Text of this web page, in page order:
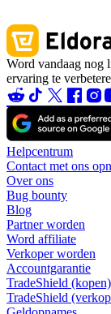
Word vandaag nog
ervaring te
Helpcentrum
Contact met ons
Over ons
Bug bounty
Blog
Partner worden
Word affiliate
Verkoper worden
Accountgarantie
TradeShield (kopen)
TradeShield